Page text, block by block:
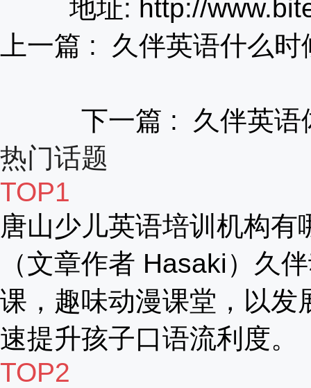
地址: http://
上一篇 : 久伴英语什么
下一篇 : 久伴英语
热门话题
TOP1
唐山少儿英语培训机构
（文章作者 Hasaki）久
课，趣味动漫课堂，以发
速提升孩子口语流利度。
TOP2